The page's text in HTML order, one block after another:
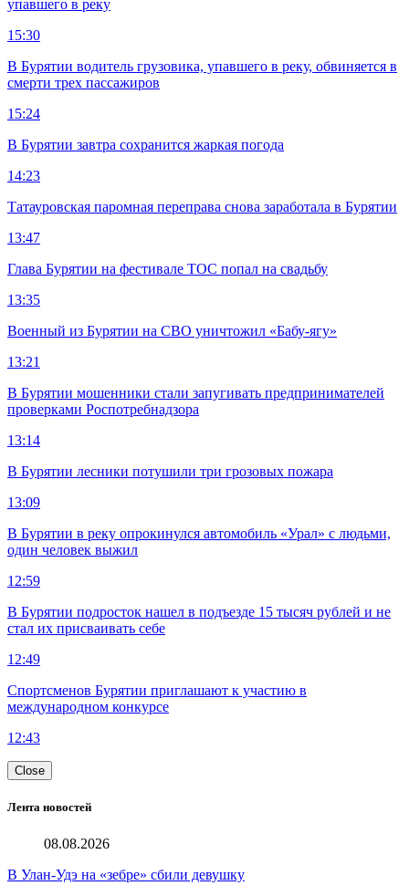
упавшего в реку
15:30
В Бурятии водитель грузовика, упавшего в реку, обвиняется в
смерти трех пассажиров
15:24
В Бурятии завтра сохранится жаркая погода
14:23
Татауровская паромная переправа снова заработала в Бурятии
13:47
Глава Бурятии на фестивале ТОС попал на свадьбу
13:35
Военный из Бурятии на СВО уничтожил «Бабу-ягу»
13:21
В Бурятии мошенники стали запугивать предпринимателей
проверками Роспотребнадзора
13:14
В Бурятии лесники потушили три грозовых пожара
13:09
В Бурятии в реку опрокинулся автомобиль «Урал» с людьми,
один человек выжил
12:59
В Бурятии подросток нашел в подъезде 15 тысяч рублей и не
стал их присваивать себе
12:49
Спортсменов Бурятии приглашают к участию в
международном конкурсе
12:43
Close
Лента новостей
08.08.2026
В Улан-Удэ на «зебре» сбили девушку